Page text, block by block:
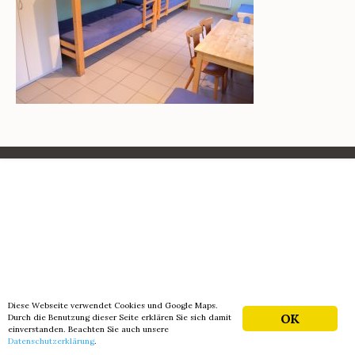
OK
Diese Webseite verwendet Cookies und Google Maps.
Durch die Benutzung dieser Seite erklären Sie sich damit
einverstanden. Beachten Sie auch unsere
Datenschutzerklärung.